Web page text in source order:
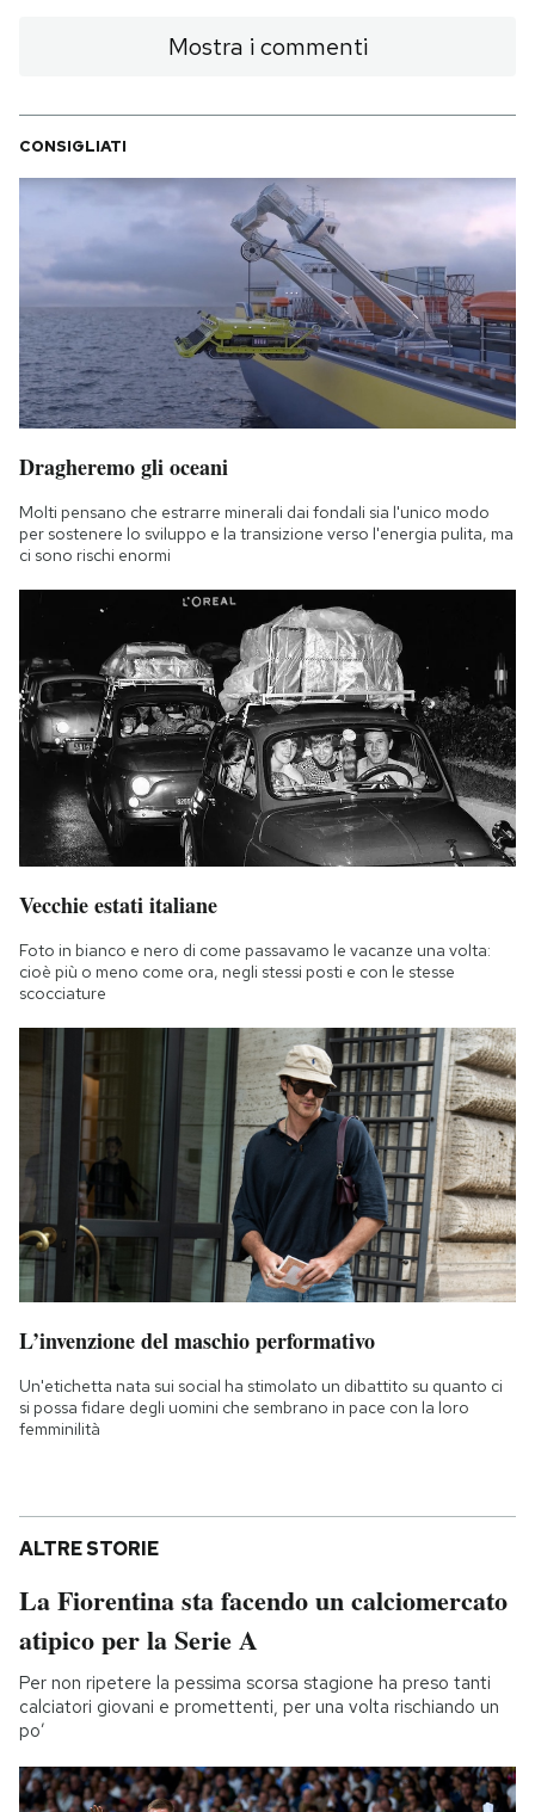
Mostra i commenti
CONSIGLIATI
Dragheremo gli oceani
Molti pensano che estrarre minerali dai fondali sia l'unico modo
per sostenere lo sviluppo e la transizione verso l'energia pulita, ma
ci sono rischi enormi
Vecchie estati italiane
Foto in bianco e nero di come passavamo le vacanze una volta:
cioè più o meno come ora, negli stessi posti e con le stesse
scocciature
L’invenzione del maschio performativo
Un'etichetta nata sui social ha stimolato un dibattito su quanto ci
si possa fidare degli uomini che sembrano in pace con la loro
femminilità
ALTRE STORIE
La Fiorentina sta facendo un calciomercato
atipico per la Serie A
Per non ripetere la pessima scorsa stagione ha preso tanti
calciatori giovani e promettenti, per una volta rischiando un
po’